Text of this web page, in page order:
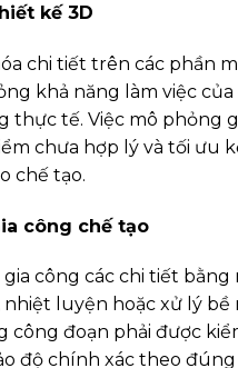
kế 3D
chi tiết trên các phần
khả năng làm việc
thực tế. Việc mô phỏng
chưa hợp lý và tối ưu
chế tạo.
công chế tạo
công các chi tiết bằng
nhiệt luyện hoặc xử lý bề
công đoạn phải được
độ chính xác theo